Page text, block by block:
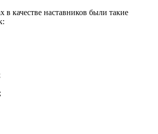
в качестве наставников были такие